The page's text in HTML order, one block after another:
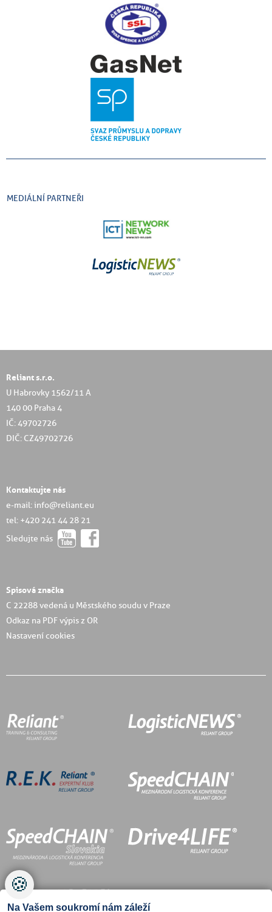
MEDIÁLNÍ PARTNEŘI
Reliant s.r.o.
U Habrovky 1562/11 A
140 00 Praha 4
IČ: 49702726
DIČ: CZ49702726
Kontaktujte nás
e-mail: info@reliant.eu
tel: +420 241 44 28 21
Sledujte nás
Spisová značka
C 22288 vedená u Městského soudu v Praze
Odkaz na PDF výpis z OR
Nastavení cookies
🍪
Na Vašem soukromí nám záleží